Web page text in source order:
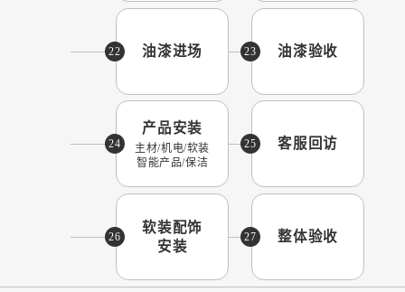
22 油漆进场 23 油漆验收
24
产品安装
主材/机电/软装
智能产品/保洁
25 客服回访
26
软装配饰
安装
27 整体验收